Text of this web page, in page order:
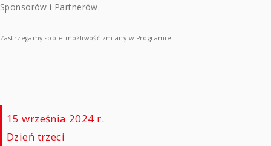
Sponsorów i Partnerów.
Zastrzegamy sobie możliwość zmiany w Programie
15 września 2024 r.
Dzień trzeci